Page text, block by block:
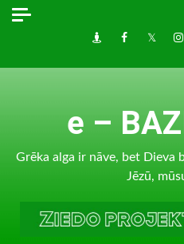
Skip
DraugiemFacebook
Twitter
e –
Grēka alga ir nāve, bet Dieva
Jēzū,